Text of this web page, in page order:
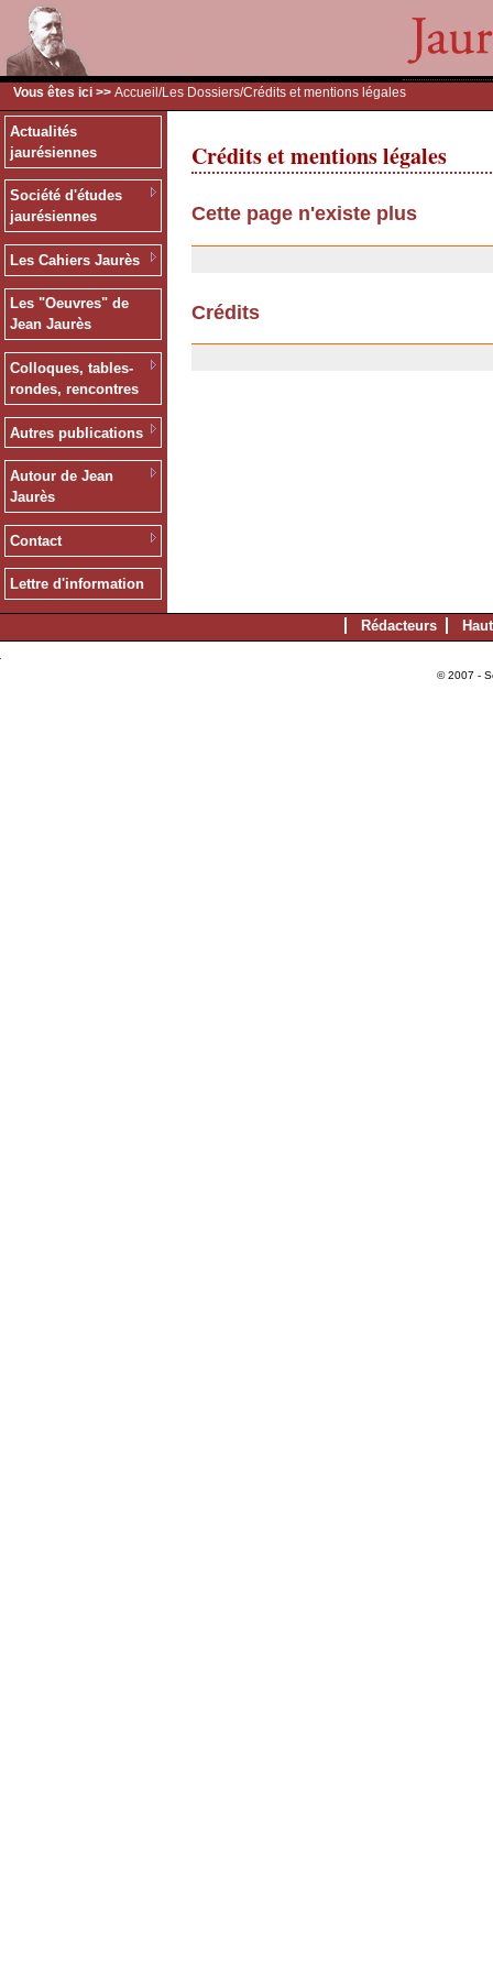
Vous êtes ici >> Accueil /Les Dossiers/Crédits et mentions légales
Actualités
jaurésiennes
Société d'études
jaurésiennes
Les Cahiers Jaurès
Les "Oeuvres" de
Jean Jaurès
Colloques, tables-
rondes, rencontres
Autres publications
Autour de Jean
Jaurès
Contact
Lettre d'information
Crédits et mentions légales
Cette page n'existe plus
Crédits
Rédacteurs
© 2007 -